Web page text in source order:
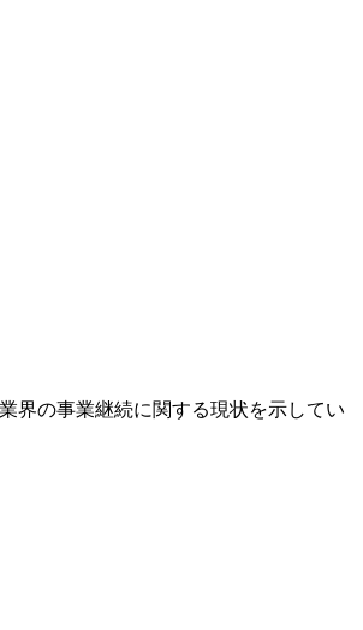
界の事業継続に関する現状を示してい